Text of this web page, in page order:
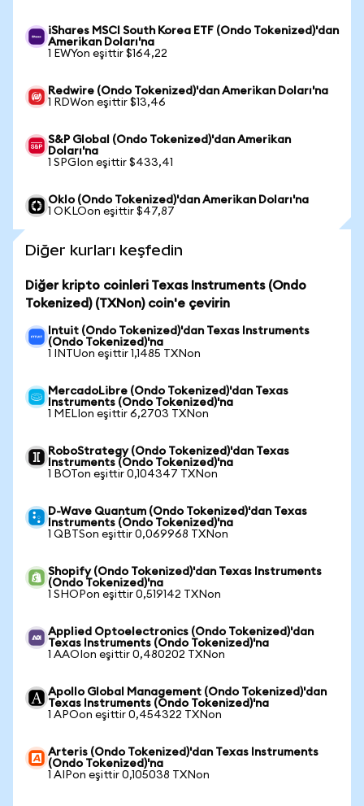
iShares MSCI South Korea ETF (Ondo Tokenized)'dan
Amerikan Doları'na
1 EWYon eşittir $164,22
Redwire (Ondo Tokenized)'dan Amerikan Doları'na
1 RDWon eşittir $13,46
S&P Global (Ondo Tokenized)'dan Amerikan
Doları'na
1 SPGIon eşittir $433,41
Oklo (Ondo Tokenized)'dan Amerikan Doları'na
1 OKLOon eşittir $47,87
Diğer kurları keşfedin
Diğer kripto coinleri Texas Instruments (Ondo
Tokenized) (TXNon) coin'e çevirin
Intuit (Ondo Tokenized)'dan Texas Instruments
(Ondo Tokenized)'na
1 INTUon eşittir 1,1485 TXNon
MercadoLibre (Ondo Tokenized)'dan Texas
Instruments (Ondo Tokenized)'na
1 MELIon eşittir 6,2703 TXNon
RoboStrategy (Ondo Tokenized)'dan Texas
Instruments (Ondo Tokenized)'na
1 BOTon eşittir 0,104347 TXNon
D-Wave Quantum (Ondo Tokenized)'dan Texas
Instruments (Ondo Tokenized)'na
1 QBTSon eşittir 0,069968 TXNon
Shopify (Ondo Tokenized)'dan Texas Instruments
(Ondo Tokenized)'na
1 SHOPon eşittir 0,519142 TXNon
Applied Optoelectronics (Ondo Tokenized)'dan
Texas Instruments (Ondo Tokenized)'na
1 AAOIon eşittir 0,480202 TXNon
Apollo Global Management (Ondo Tokenized)'dan
Texas Instruments (Ondo Tokenized)'na
1 APOon eşittir 0,454322 TXNon
Arteris (Ondo Tokenized)'dan Texas Instruments
(Ondo Tokenized)'na
1 AIPon eşittir 0,105038 TXNon